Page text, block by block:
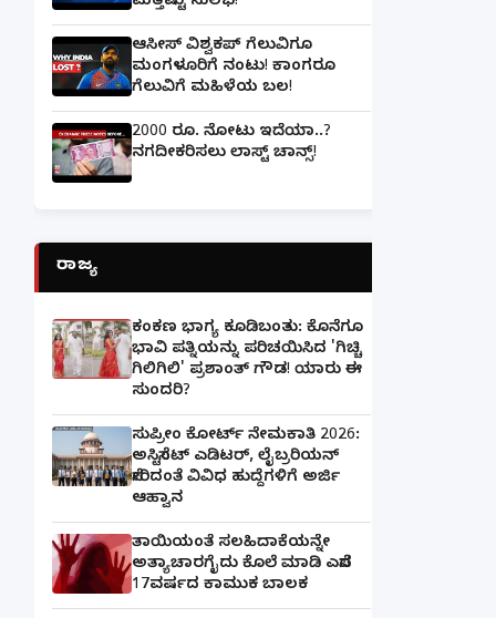
ಆಸೀಸ್ ವಿಶ್ವಕಪ್ ಗೆಲುವಿಗೂ
ಮಂಗಳೂರಿಗೆ ನಂಟು! ಕಾಂಗರೂ
ಗೆಲುವಿಗೆ ಮಹಿಳೆಯ ಬಲ!
2000 ರೂ. ನೋಟು ಇದೆಯಾ..?
ನಗದೀಕರಿಸಲು ಲಾಸ್ಟ್‌ ಚಾನ್ಸ್‌!
ರಾಜ್ಯ
ಕಂಕಣ ಭಾಗ್ಯ ಕೂಡಿಬಂತು: ಕೊನೆಗೂ
ಭಾವಿ ಪತ್ನಿಯನ್ನು ಪರಿಚಯಿಸಿದ 'ಗಿಚ್ಚಿ
ಗಿಲಿಗಿಲಿ' ಪ್ರಶಾಂತ್ ಗೌಡ! ಯಾರು ಈ
ಸುಂದರಿ?
ಸುಪ್ರೀಂ ಕೋರ್ಟ್ ನೇಮಕಾತಿ 2026:
ಅಸಿಸ್ಟೆಂಟ್ ಎಡಿಟರ್, ಲೈಬ್ರರಿಯನ್
ಸೇರಿದಂತೆ ವಿವಿಧ ಹುದ್ದೆಗಳಿಗೆ ಅರ್ಜಿ
ಆಹ್ವಾನ
ತಾಯಿಯಂತೆ ಸಲಹಿದಾಕೆಯನ್ನೇ
ಅತ್ಯಾಚಾರಗೈದು ಕೊಲೆ ಮಾಡಿ ಎಸೆದ
17ವರ್ಷದ ಕಾಮುಕ ಬಾಲಕ